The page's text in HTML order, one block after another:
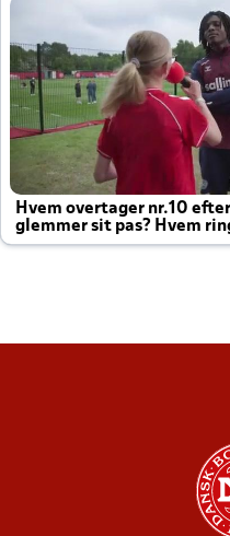
Hvem overtager nr.10
glemmer sit pas? Hvem
altid til efter kampe?